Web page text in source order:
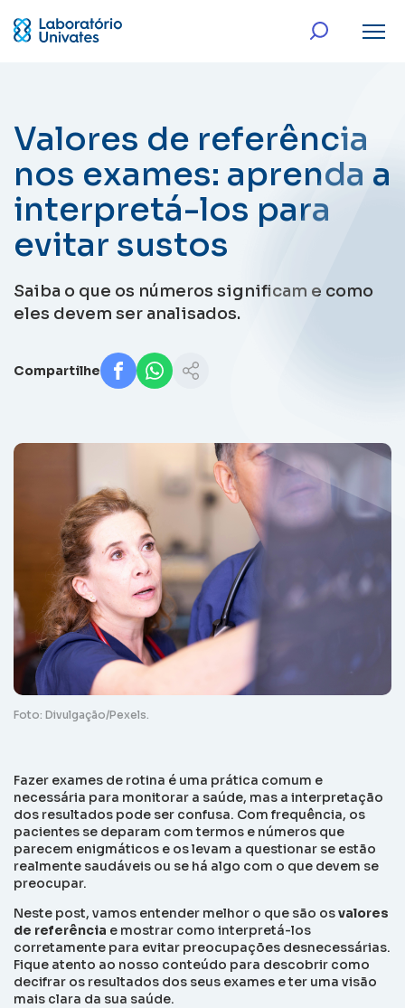
Valores de referência
nos exames: aprenda a
interpretá-los para
evitar sustos
Saiba o que os números significam e como
eles devem ser analisados.
Compartilhe
Foto: Divulgação/Pexels.
Fazer exames de rotina é uma prática comum e
necessária para monitorar a saúde, mas a interpretação
dos resultados pode ser confusa. Com frequência, os
pacientes se deparam com termos e números que
parecem enigmáticos e os levam a questionar se estão
realmente saudáveis ou se há algo com o que devem se
preocupar.
Neste post, vamos entender melhor o que são osvalores
de referência e mostrar como interpretá-los
corretamente para evitar preocupações desnecessárias.
Fique atento ao nosso conteúdo para descobrir como
decifrar os resultados dos seus exames e ter uma visão
mais clara da sua saúde.